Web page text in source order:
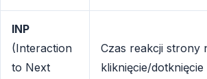
INP
(Interaction
to Next
Czas reakcji strony
kliknięcie/